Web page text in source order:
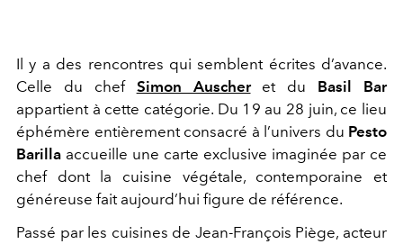
Il y a des rencontres qui semblent écrites d’avance.
Celle du chef Simon Auscheret du Basil Bar
appartient à cette catégorie. Du 19 au 28 juin, ce lieu
éphémère entièrement consacré à l’univers du Pesto
Barilla accueille une carte exclusive imaginée par ce
chef dont la cuisine végétale, contemporaine et
généreuse fait aujourd’hui figure de référence.
Passé par les cuisines de Jean-François Piège, acteur